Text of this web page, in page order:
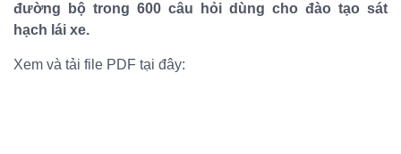
đường bộ trong 600 câu hỏi dùng cho đào tạo sát
hạch lái xe.
Xem và tải file PDF tại đây: